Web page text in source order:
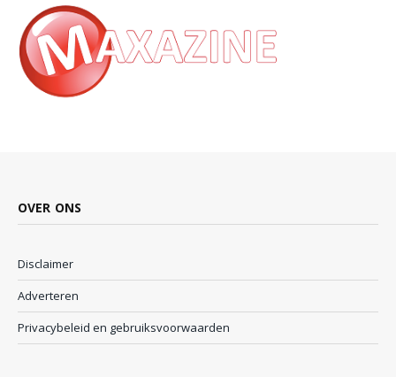
OVER ONS
Disclaimer
Adverteren
Privacybeleid en gebruiksvoorwaarden